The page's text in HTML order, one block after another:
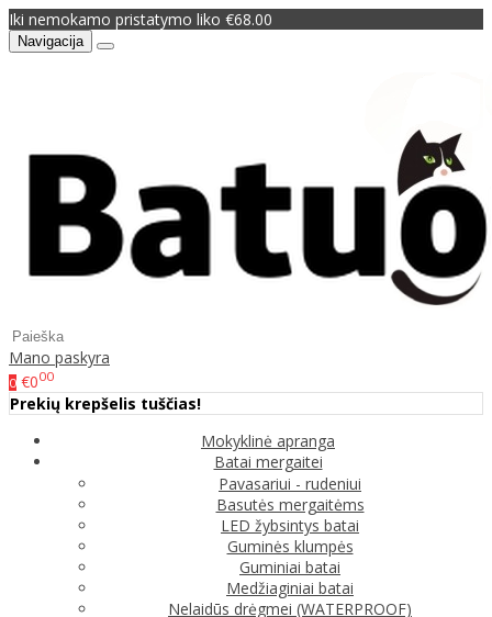
Iki nemokamo pristatymo liko €68.00
Navigacija
Mano paskyra
0 €000
Prekių krepšelis tuščias!
Mokyklinė apranga
Batai mergaitei
Pavasariui - rudeniui
Basutės mergaitėms
LED žybsintys batai
Guminės klumpės
Guminiai batai
Medžiaginiai batai
Nelaidūs drėgmei (WATERPROOF)